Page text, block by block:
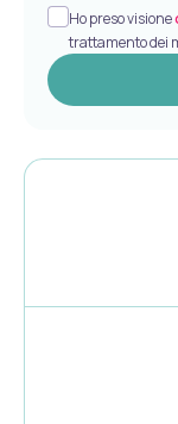
Ho preso visione
trattamento dei